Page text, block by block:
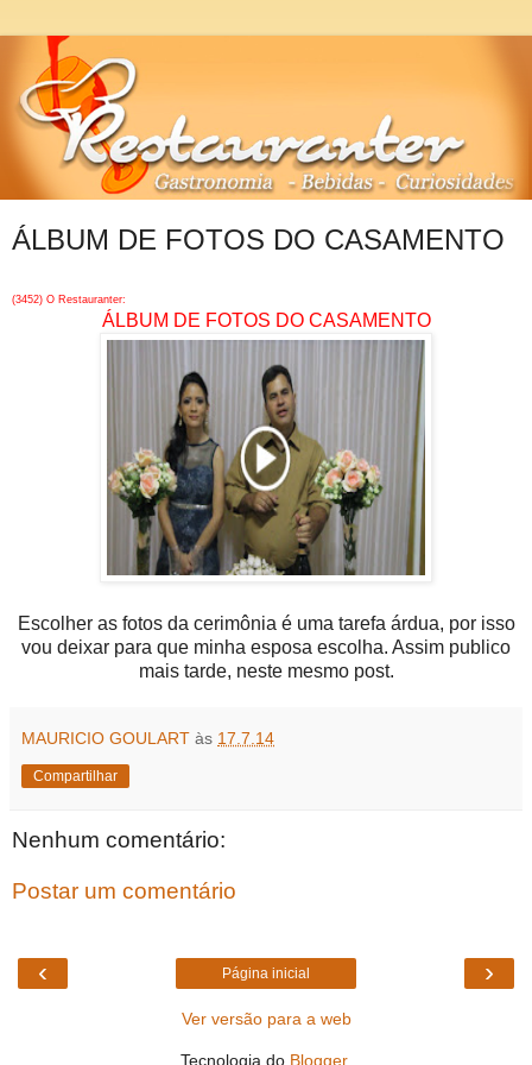
ÁLBUM DE FOTOS DO CASAMENTO
(3452) O Restauranter:
ÁLBUM DE FOTOS DO CASAMENTO
Escolher as fotos da cerimônia é uma tarefa árdua, por isso
vou deixar para que minha esposa escolha. Assim publico
mais tarde, neste mesmo post.
MAURICIO GOULART às 17.7.14
Compartilhar
Nenhum comentário:
Postar um comentário
‹ ›
Página inicial
Ver versão para a web
Tecnologia do Blogger.